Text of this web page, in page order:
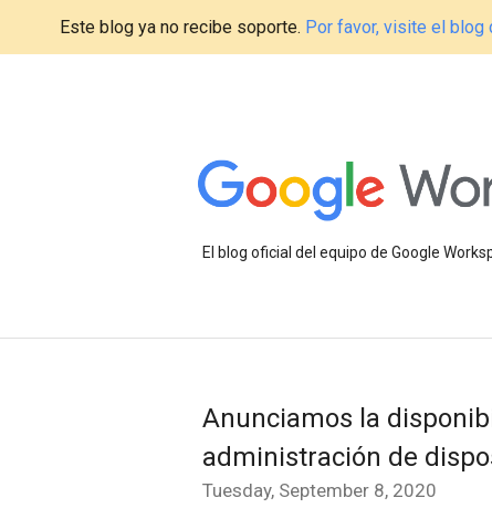
Este blog ya no recibe soporte. Por favor, visite el blog
El blog oficial del equipo de Google
Anunciamos la
administración de
Tuesday, September 8, 2020